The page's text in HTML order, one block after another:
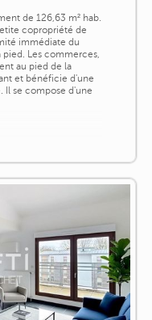
de 126,63 m² hab.
copropriété de
immédiate du
Les commerces,
au pied de la
et bénéficie d'une
Il se compose d'une